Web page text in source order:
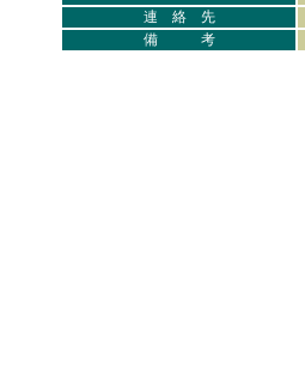
連 絡 先
備 考